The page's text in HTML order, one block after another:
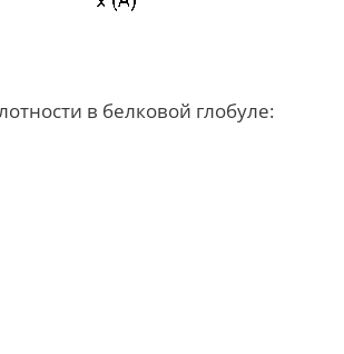
в белковой глобуле: